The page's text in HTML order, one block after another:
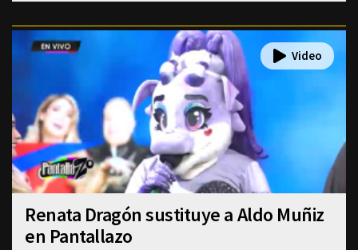
Renata Dragón sustituye a Aldo Muñiz
en Pantallazo